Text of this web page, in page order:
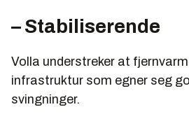
– Stabiliserende
Volla understreker at
infrastruktur som egner seg
svingninger.